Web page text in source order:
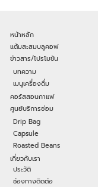
หน้าหลัก
แต้มสะสมบลูคอฟ
ข่าวสาร/โปรโมชัน
บทความ
เมนูเครื่องดื่ม
คอร์สสอนกาแฟ
ศูนย์บริการซ่อม
Drip Bag
Capsule
Roasted Beans
เกี่ยวกับเรา
ประวัติ
ช่องทางติดต่อ